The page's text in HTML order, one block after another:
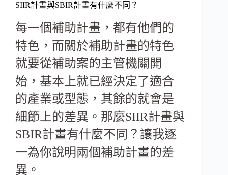
SIIR計畫與SBIR計畫有什麼不同？
每一個補助計畫，都有他們的
特色，而關於補助計畫的特色
就要從補助案的主管機關開
始，基本上就已經決定了適合
的產業或型態，其餘的就會是
細節上的差異。那麼SIIR計畫與
SBIR計畫有什麼不同？讓我逐
一為你說明兩個補助計畫的差
異。